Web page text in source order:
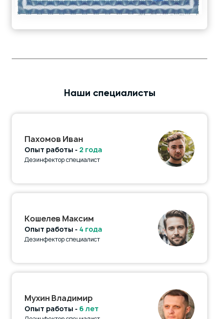
Наши специалисты
Пахомов Иван
Опыт работы - 2 года
Дезинфектор специалист
Кошелев Максим
Опыт работы - 4 года
Дезинфектор специалист
Мухин Владимир
Опыт работы - 6 лет